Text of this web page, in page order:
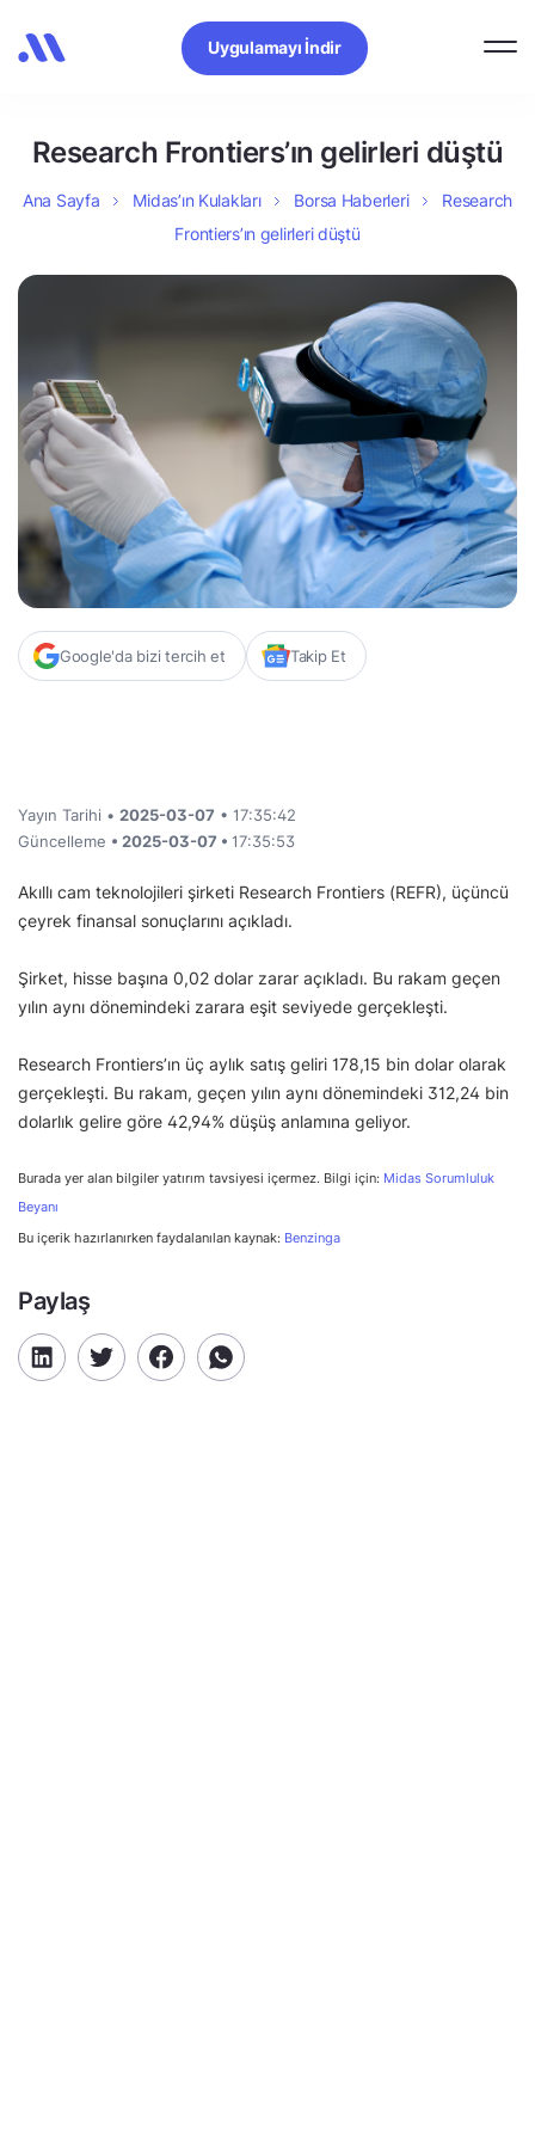
Uygulamayı İndir
Research Frontiers’ın gelirleri düştü
Ana Sayfa Midas’ın Kulakları Borsa Haberleri
Research
Frontiers’ın gelirleri düştü
Google'da bizi tercih et Takip Et
Yayın Tarihi • 2025-03-07 • 17:35:42
Güncelleme • 2025-03-07 • 17:35:53
Akıllı cam teknolojileri şirketi Research Frontiers (REFR), üçüncü
çeyrek finansal sonuçlarını açıkladı.
Şirket, hisse başına 0,02 dolar zarar açıkladı. Bu rakam geçen
yılın aynı dönemindeki zarara eşit seviyede gerçekleşti.
Research Frontiers’ın üç aylık satış geliri 178,15 bin dolar olarak
gerçekleşti. Bu rakam, geçen yılın aynı dönemindeki 312,24 bin
dolarlık gelire göre 42,94% düşüş anlamına geliyor.
Burada yer alan bilgiler yatırım tavsiyesi içermez. Bilgi için: Midas Sorumluluk
Beyanı
Bu içerik hazırlanırken faydalanılan kaynak: Benzinga
Paylaş